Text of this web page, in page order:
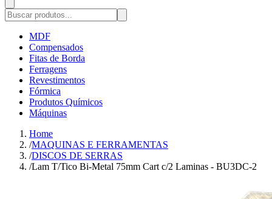
MDF
Compensados
Fitas de Borda
Ferragens
Revestimentos
Fórmica
Produtos Químicos
Máquinas
Home
/MAQUINAS E FERRAMENTAS
/DISCOS DE SERRAS
/Lam T/Tico Bi-Metal 75mm Cart c/2 Laminas - BU3DC-2